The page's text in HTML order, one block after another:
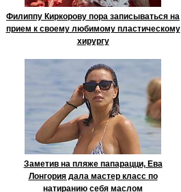
Филиппу Киркорову пора записываться на
прием к своему любимому пластическому
хирургу
Заметив на пляже папарацци, Ева
Лонгория дала мастер класс по
натиранию себя маслом